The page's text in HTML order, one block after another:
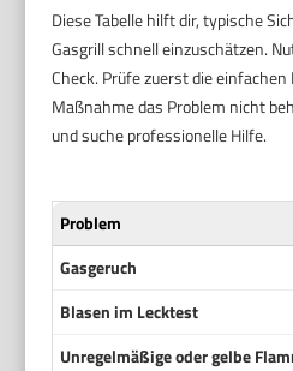
Diese Tabelle hilft dir, typische
Gasgrill schnell einzuschätzen.
Check. Prüfe zuerst die
Maßnahme das Problem nicht
und suche professionelle Hilfe.
Problem
Gasgeruch
Blasen im Lecktest
Unregelmäßige oder gelbe